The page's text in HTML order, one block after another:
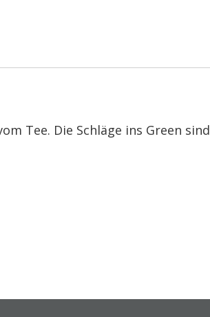
Tee. Die Schläge ins Green sind